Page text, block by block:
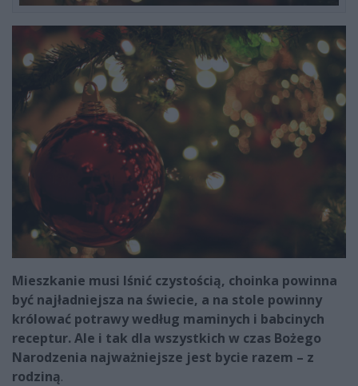
Mieszkanie musi lśnić czystością, choinka powinna
być najładniejsza na świecie, a na stole powinny
królować potrawy według maminych i babcinych
receptur. Ale i tak dla wszystkich w czas Bożego
Narodzenia najważniejsze jest bycie razem – z
rodziną.